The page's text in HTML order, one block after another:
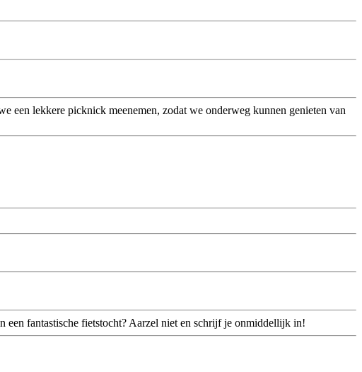
een lekkere picknick meenemen, zodat we onderweg kunnen genieten van
fantastische fietstocht? Aarzel niet en schrijf je onmiddellijk in!